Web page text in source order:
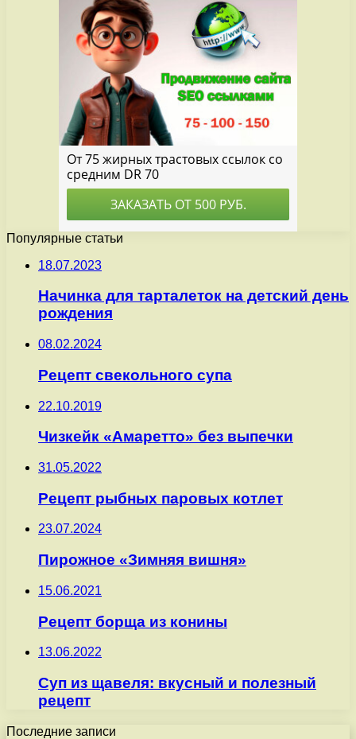
Популярные статьи
18.07.2023
Начинка для тарталеток на детский день
рождения
08.02.2024
Рецепт свекольного супа
22.10.2019
Чизкейк «Амаретто» без выпечки
31.05.2022
Рецепт рыбных паровых котлет
23.07.2024
Пирожное «Зимняя вишня»
15.06.2021
Рецепт борща из конины
13.06.2022
Суп из щавеля: вкусный и полезный
рецепт
Последние записи